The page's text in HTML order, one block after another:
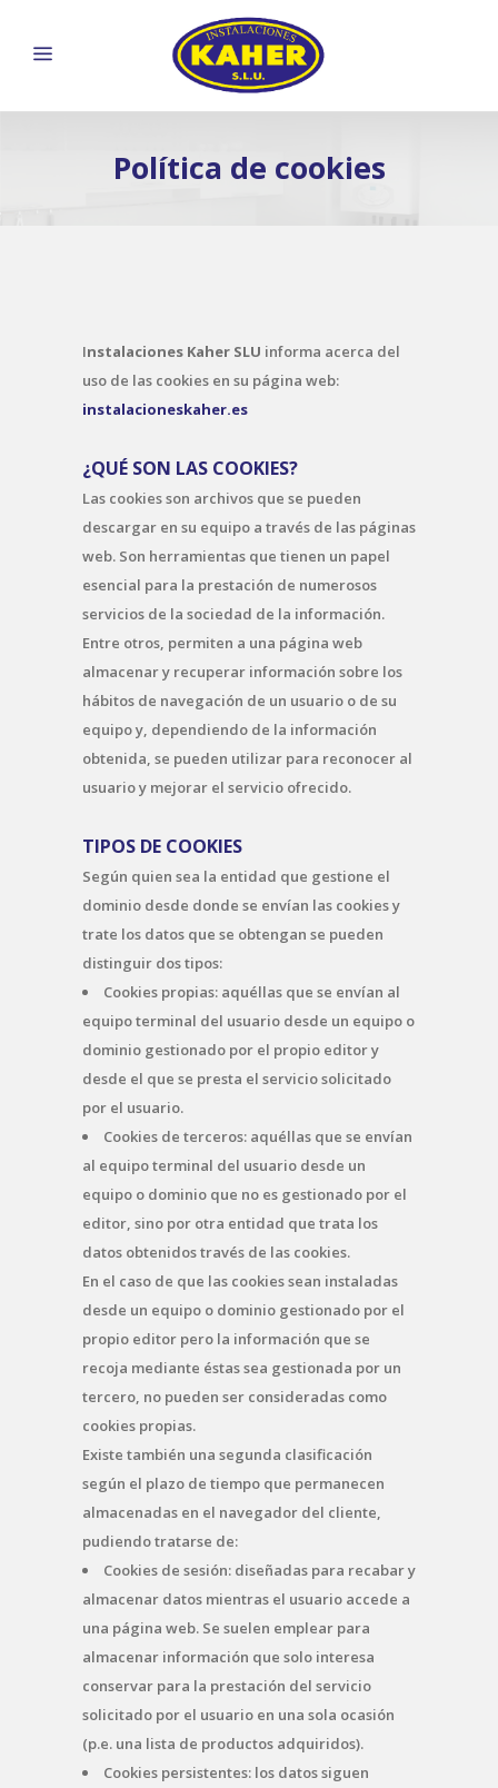
Política de cookies
Instalaciones Kaher SLU informa acerca del
uso de las cookies en su página web:
instalacioneskaher.es
¿QUÉ SON LAS COOKIES?
Las cookies son archivos que se pueden
descargar en su equipo a través de las páginas
web. Son herramientas que tienen un papel
esencial para la prestación de numerosos
servicios de la sociedad de la información.
Entre otros, permiten a una página web
almacenar y recuperar información sobre los
hábitos de navegación de un usuario o de su
equipo y, dependiendo de la información
obtenida, se pueden utilizar para reconocer al
usuario y mejorar el servicio ofrecido.
TIPOS DE COOKIES
Según quien sea la entidad que gestione el
dominio desde donde se envían las cookies y
trate los datos que se obtengan se pueden
distinguir dos tipos:
Cookies propias: aquéllas que se envían al
equipo terminal del usuario desde un equipo o
dominio gestionado por el propio editor y
desde el que se presta el servicio solicitado
por el usuario.
Cookies de terceros: aquéllas que se envían
al equipo terminal del usuario desde un
equipo o dominio que no es gestionado por el
editor, sino por otra entidad que trata los
datos obtenidos través de las cookies.
En el caso de que las cookies sean instaladas
desde un equipo o dominio gestionado por el
propio editor pero la información que se
recoja mediante éstas sea gestionada por un
tercero, no pueden ser consideradas como
cookies propias.
Existe también una segunda clasificación
según el plazo de tiempo que permanecen
almacenadas en el navegador del cliente,
pudiendo tratarse de:
Cookies de sesión: diseñadas para recabar y
almacenar datos mientras el usuario accede a
una página web. Se suelen emplear para
almacenar información que solo interesa
conservar para la prestación del servicio
solicitado por el usuario en una sola ocasión
(p.e. una lista de productos adquiridos).
Cookies persistentes: los datos siguen